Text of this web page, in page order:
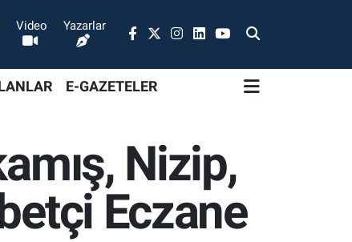
Video Yazarlar
E-GAZETELER
Nizip,
Eczane